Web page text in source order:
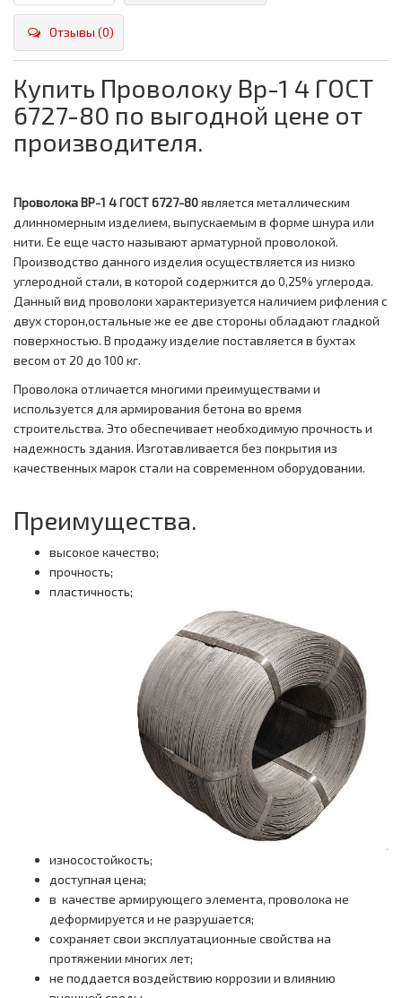
Отзывы (0)
Купить Проволоку Вр-1 4 ГОСТ
6727-80 по выгодной цене от
производителя.
Проволока ВР-1 4 ГОСТ 6727-80является металлическим
длинномерным изделием, выпускаемым в форме шнура или
нити. Ее еще часто называют арматурной проволокой.
Производство данного изделия осуществляется из низко
углеродной стали, в которой содержится до 0,25% углерода.
Данный вид проволоки характеризуется наличием рифления с
двух сторон,остальные же ее две стороны обладают гладкой
поверхностью. В продажу изделие поставляется в бухтах
весом от 20 до 100 кг.
Проволока отличается многими преимуществами и
используется для армирования бетона во время
строительства. Это обеспечивает необходимую прочность и
надежность здания. Изготавливается без покрытия из
качественных марок стали на современном оборудовании.
Преимущества.
высокое качество;
прочность;
пластичность;
износостойкость;
доступная цена;
в качестве армирующего элемента, проволока не
деформируется и не разрушается;
сохраняет свои эксплуатационные свойства на
протяжении многих лет;
не поддается воздействию коррозии и влиянию